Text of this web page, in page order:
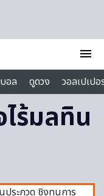
menu
อล ดูดวง
วอลเปเป
ร้มลทิน